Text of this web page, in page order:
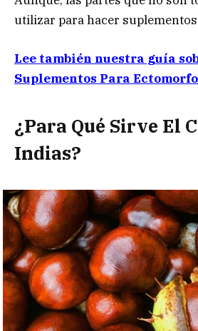
utilizar para hacer
Lee también nuestra guía
Suplementos Para
¿Para Qué Sirve El
Indias?